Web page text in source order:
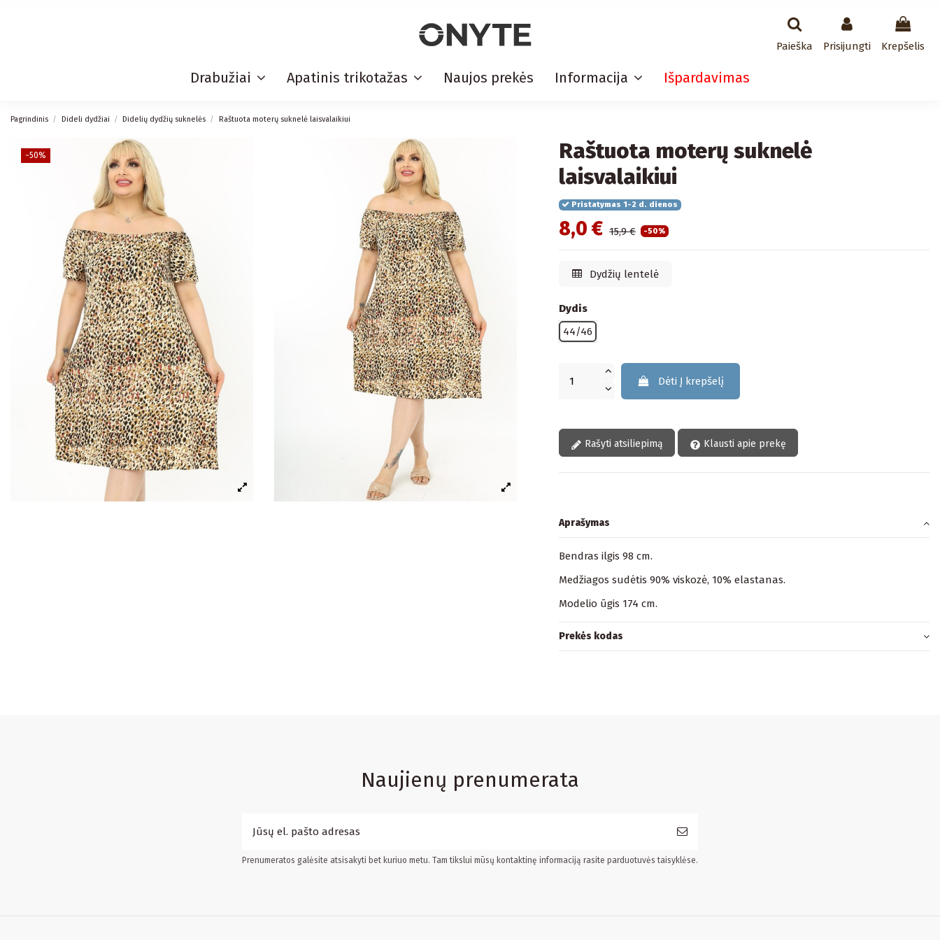
Paieška Prisijungti Krepšelis
Drabužiai Apatinis trikotažas Naujos prekės Informacija Išpardavimas
Pagrindinis Dideli dydžiai Didelių dydžių suknelės Raštuota moterų suknelė laisvalaikiui
−50%
Raštuota moterų suknelė
laisvalaikiui
Pristatymas 1-2 d. dienos
8,0 € 15,9 € -50%
Dydžių lentelė
Dydis
44/46
Dėti Į krepšelį
Rašyti atsiliepimą Klausti apie prekę
Aprašymas
Bendras ilgis 98 cm.
Medžiagos sudėtis 90% viskozė, 10% elastanas.
Modelio ūgis 174 cm.
Prekės kodas
Naujienų prenumerata
Prenumeratos galėsite atsisakyti bet kuriuo metu. Tam tikslui mūsų kontaktinę informaciją rasite parduotuvės taisyklėse.